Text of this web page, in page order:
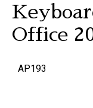
Office
AP193